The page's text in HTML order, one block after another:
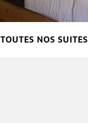
TOUTES NOS SUITES